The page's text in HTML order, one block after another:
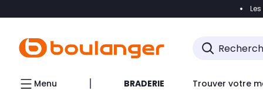
Accéder
Menu BRADERIE Trouver votre